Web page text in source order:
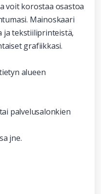
voit korostaa osastoa
Mainoskaari
ja tekstiiliprinteistä,
grafiikkasi.
alueen
palvelusalonkien
jne.